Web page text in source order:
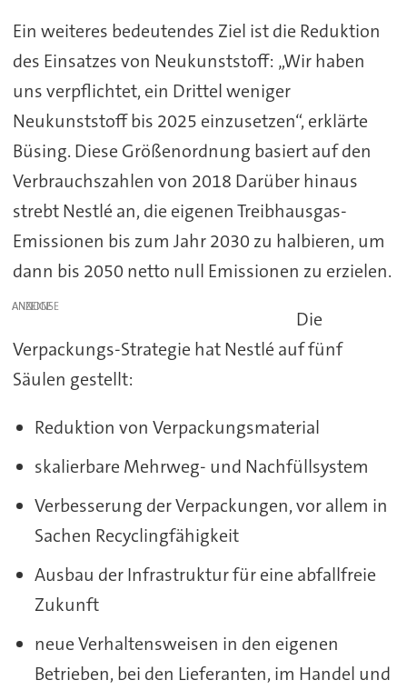
Ein weiteres bedeutendes Ziel ist die Reduktion
des Einsatzes von Neukunststoff: „Wir haben
uns verpflichtet, ein Drittel weniger
Neukunststoff bis 2025 einzusetzen“, erklärte
Büsing. Diese Größenordnung basiert auf den
Verbrauchszahlen von 2018 Darüber hinaus
strebt Nestlé an, die eigenen Treibhausgas-
Emissionen bis zum Jahr 2030 zu halbieren, um
dann bis 2050 netto null Emissionen zu erzielen.
ANZEIGE
Die
Verpackungs-Strategie hat Nestlé auf fünf
Säulen gestellt:
Reduktion von Verpackungsmaterial
skalierbare Mehrweg- und Nachfüllsystem
Verbesserung der Verpackungen, vor allem in
Sachen Recyclingfähigkeit
Ausbau der Infrastruktur für eine abfallfreie
Zukunft
neue Verhaltensweisen in den eigenen
Betrieben, bei den Lieferanten, im Handel und